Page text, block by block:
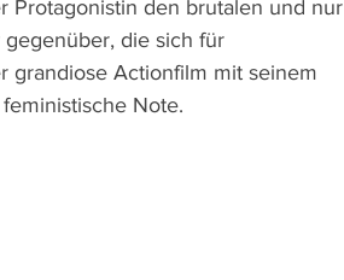
Protagonistin den brutalen und nur
die sich für
grandiose Actionfilm mit seinem
Note.